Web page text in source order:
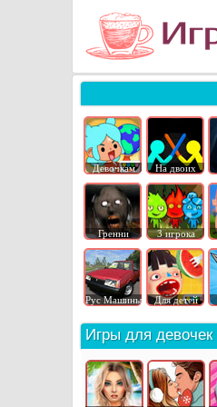
Девочкам На двоих
Гренни 3 игрока
Рус Машины Для детей
Игры для девочек